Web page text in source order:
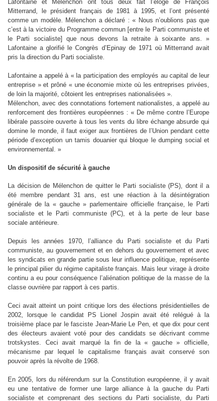
Lafontaine et Mélenchon ont tous deux fait l’éloge de François
Mitterrand, le président français de 1981 à 1995, et l’ont présenté
comme un modèle. Mélenchon a déclaré : « Nous n’oublions pas que
c’est à la victoire du Programme commun [entre le Parti communiste et
le Parti socialiste] que nous devons la retraite à soixante ans. »
Lafontaine a glorifié le Congrès d’Epinay de 1971 où Mitterrand avait
pris la direction du Parti socialiste.
Lafontaine a appelé à « la participation des employés au capital de leur
entreprise » et prôné « une économie mixte où les entreprises privées,
de loin la majorité, côtoient les entreprises nationalisées ».
Mélenchon, avec des connotations fortement nationalistes, a appelé au
renforcement des frontières européennes : « De même contre l’Europe
libérale passoire ouverte à tous les vents du libre échange absurde qui
domine le monde, il faut exiger aux frontières de l’Union pendant cette
période d’exception un tamis douanier qui bloque le dumping social et
environnemental. »
Un dispositif de sécurité à gauche
La décision de Mélenchon de quitter le Parti socialiste (PS), dont il a
été membre pendant 31 ans, est une réaction à la désintégration
générale de la « gauche » parlementaire officielle française, le Parti
socialiste et le Parti communiste (PC), et à la perte de leur base
sociale antérieure.
Depuis les années 1970, l’alliance du Parti socialiste et du Parti
communiste, au gouvernement et en dehors du gouvernement et avec
les syndicats en grande partie sous leur influence politique, représente
le principal pilier du régime capitaliste français. Mais leur virage à droite
continu a eu pour conséquence l’aliénation politique de la masse de la
classe ouvrière par rapport à ces partis.
Ceci avait atteint un point critique lors des élections présidentielles de
2002, lorsque le candidat PS Lionel Jospin avait été relégué à la
troisième place par le fasciste Jean-Marie Le Pen, et que dix pour cent
des électeurs avaient voté pour des candidats se décrivant comme
trotskystes. Ceci avait marqué la fin de la « gauche » officielle,
mécanisme par lequel le capitalisme français avait conservé son
pouvoir après la révolte de 1968.
En 2005, lors du référendum sur la Constitution européenne, il y avait
eu une tentative de former une large alliance à la gauche du Parti
socialiste et comprenant des sections du Parti socialiste, du Parti